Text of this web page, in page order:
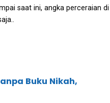
saat ini, angka perceraian di
Buku Nikah,